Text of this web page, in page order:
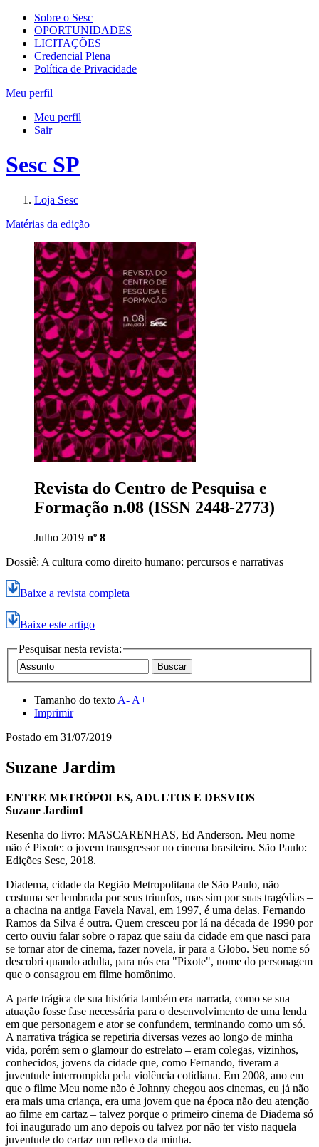
Sobre o Sesc
OPORTUNIDADES
LICITAÇÕES
Credencial Plena
Política de Privacidade
Meu perfil
Meu perfil
Sair
Sesc SP
Loja Sesc
Matérias da edição
Revista do Centro de Pesquisa e
Formação n.08 (ISSN 2448-2773)
Julho 2019 nº 8
Dossiê: A cultura como direito humano: percursos e narrativas
Baixe a revista completa
Baixe este artigo
Pesquisar nesta revista:
Tamanho do texto A- A+
Imprimir
Postado em 31/07/2019
Suzane Jardim
ENTRE METRÓPOLES, ADULTOS E DESVIOS
Suzane Jardim1
Resenha do livro: MASCARENHAS, Ed Anderson. Meu nome
não é Pixote: o jovem transgressor no cinema brasileiro. São Paulo:
Edições Sesc, 2018.
Diadema, cidade da Região Metropolitana de São Paulo, não
costuma ser lembrada por seus triunfos, mas sim por suas tragédias –
a chacina na antiga Favela Naval, em 1997, é uma delas. Fernando
Ramos da Silva é outra. Quem cresceu por lá na década de 1990 por
certo ouviu falar sobre o rapaz que saiu da cidade em que nasci para
se tornar ator de cinema, fazer novela, ir para a Globo. Seu nome só
descobri quando adulta, para nós era "Pixote", nome do personagem
que o consagrou em filme homônimo.
A parte trágica de sua história também era narrada, como se sua
atuação fosse fase necessária para o desenvolvimento de uma lenda
em que personagem e ator se confundem, terminando como um só.
A narrativa trágica se repetiria diversas vezes ao longo de minha
vida, porém sem o glamour do estrelato – eram colegas, vizinhos,
conhecidos, jovens da cidade que, como Fernando, tiveram a
juventude interrompida pela violência cotidiana. Em 2008, ano em
que o filme Meu nome não é Johnny chegou aos cinemas, eu já não
era mais uma criança, era uma jovem que na época não deu atenção
ao filme em cartaz – talvez porque o primeiro cinema de Diadema só
foi inaugurado um ano depois ou talvez por não ter visto naquela
juventude do cartaz um reflexo da minha.